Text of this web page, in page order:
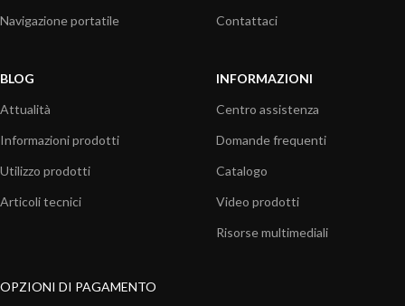
Navigazione portatile
Contattaci
BLOG
Attualità
Informazioni prodotti
Utilizzo prodotti
Articoli tecnici
INFORMAZIONI
Centro assistenza
Domande frequenti
Catalogo
Video prodotti
Risorse multimediali
OPZIONI DI PAGAMENTO